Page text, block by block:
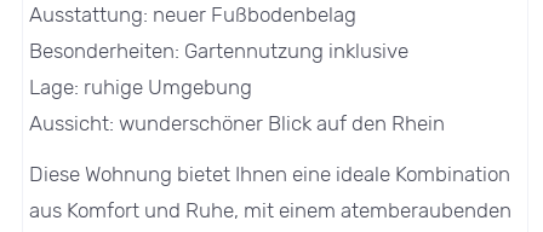
Ausstattung: neuer Fußbodenbelag
Besonderheiten: Gartennutzung inklusive
Lage: ruhige Umgebung
Aussicht: wunderschöner Blick auf den Rhein
Diese Wohnung bietet Ihnen eine ideale Kombination
aus Komfort und Ruhe, mit einem atemberaubenden